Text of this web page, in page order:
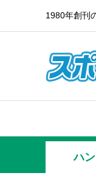
1980年創刊
ハ